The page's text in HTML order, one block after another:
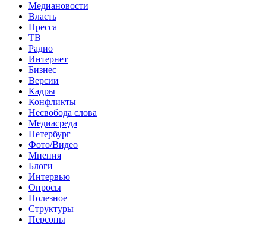
Медиановости
Власть
Пресса
ТВ
Радио
Интернет
Бизнес
Версии
Кадры
Конфликты
Несвобода слова
Медиасреда
Петербург
Фото/Видео
Мнения
Блоги
Интервью
Опросы
Полезное
Структуры
Персоны